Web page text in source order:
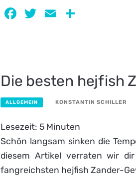
Facebook
Twitter
Email
Die besten hejfish
ALLGEMEIN KONSTANTIN SCHILLER
Lesezeit: 5 Minuten
Schön langsam sinken die
diesem Artikel verraten wir
fangreichsten hejfish Zander-